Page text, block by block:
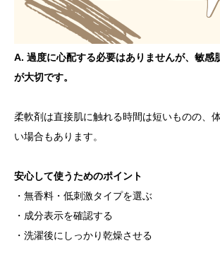
A. 過度に心配する必要はありませんが、敏感
が大切です。
柔軟剤は直接肌に触れる時間は短いものの、
い場合もあります。
安心して使うためのポイント
・無香料・低刺激タイプを選ぶ
・成分表示を確認する
・洗濯後にしっかり乾燥させる